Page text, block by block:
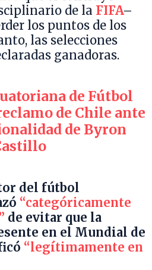
de la FIFA–
los puntos de los
las selecciones
ganadoras.
de Fútbol
de Chile ante
de Byron
del fútbol
“categóricamente
de evitar que la
en el Mundial de
“legítimamente en